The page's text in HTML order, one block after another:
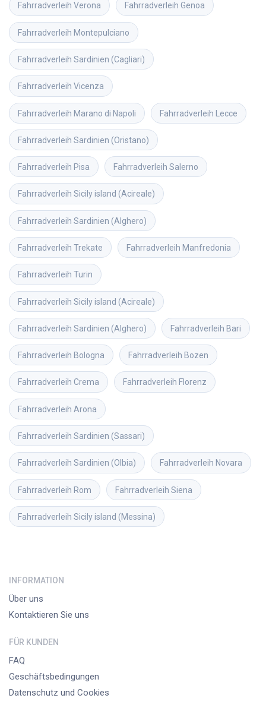
Fahrradverleih Verona Fahrradverleih Genoa
Fahrradverleih Montepulciano
Fahrradverleih Sardinien (Cagliari)
Fahrradverleih Vicenza
Fahrradverleih Marano di Napoli Fahrradverleih Lecce
Fahrradverleih Sardinien (Oristano)
Fahrradverleih Pisa Fahrradverleih Salerno
Fahrradverleih Sicily island (Acireale)
Fahrradverleih Sardinien (Alghero)
Fahrradverleih Trekate Fahrradverleih Manfredonia
Fahrradverleih Turin
Fahrradverleih Sicily island (Acireale)
Fahrradverleih Sardinien (Alghero) Fahrradverleih Bari
Fahrradverleih Bologna Fahrradverleih Bozen
Fahrradverleih Crema Fahrradverleih Florenz
Fahrradverleih Arona
Fahrradverleih Sardinien (Sassari)
Fahrradverleih Sardinien (Olbia) Fahrradverleih Novara
Fahrradverleih Rom Fahrradverleih Siena
Fahrradverleih Sicily island (Messina)
INFORMATION
Über uns
Kontaktieren Sie uns
FÜR KUNDEN
FAQ
Geschäftsbedingungen
Datenschutz und Cookies